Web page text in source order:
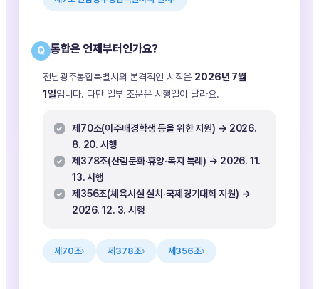
Q 통합은 언제부터인가요?
전남광주통합특별시의 본격적인 시작은 2026년 7월
1일입니다. 다만 일부 조문은 시행일이 달라요.
제70조(이주배경학생 등을 위한 지원) → 2026.
8. 20. 시행
제378조(산림문화·휴양·복지 특례) → 2026. 11.
13. 시행
제356조(체육시설 설치·국제경기대회 지원) →
2026. 12. 3. 시행
제70조 제378조 제356조